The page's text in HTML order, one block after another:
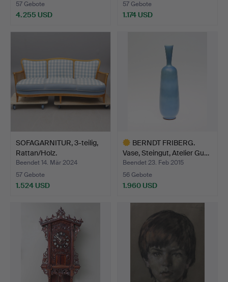
57 Gebote
4.255 USD
57 Gebote
1.174 USD
SOFAGARNITUR, 3-teilig,
Rattan/Holz.
Beendet 14. Mär 2024
57 Gebote
1.524 USD
BERNDT FRIBERG.
Vase, Steingut, Atelier Gu…
Beendet 23. Feb 2015
56 Gebote
1.960 USD